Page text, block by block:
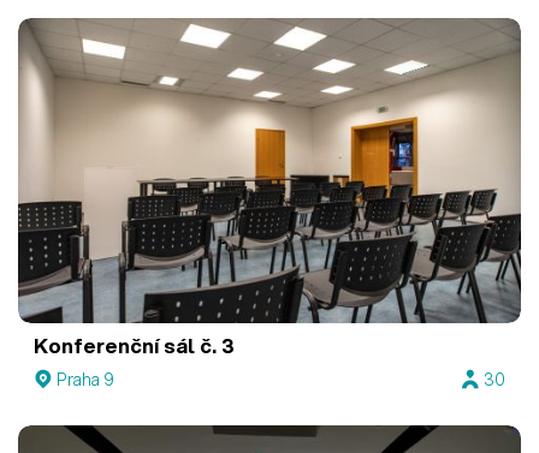
Konferenční sál č. 3
Praha 9 30